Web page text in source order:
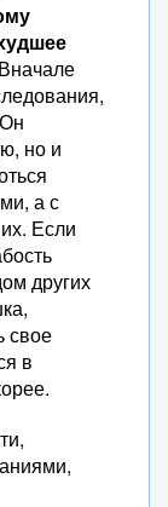
но и
а с
Если
других
свое
в